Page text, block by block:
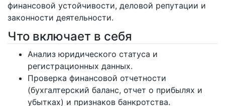
финансовой устойчивости, деловой репутации и
законности деятельности.
Что включает в себя
Анализ юридического статуса и
регистрационных данных.
Проверка финансовой отчетности
(бухгалтерский баланс, отчет о прибылях и
убытках) и признаков банкротства.